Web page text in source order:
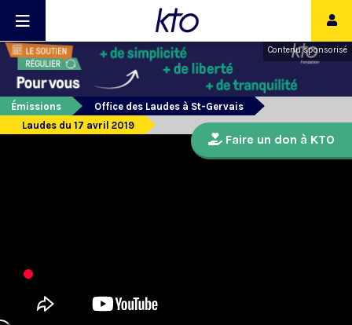
Contenu sponsorisé
Émissions
Office des Laudes à St-Gervais
Laudes du 17 avril 2019
Faire un don à KTO